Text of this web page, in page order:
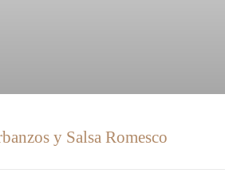
y Salsa Romesco